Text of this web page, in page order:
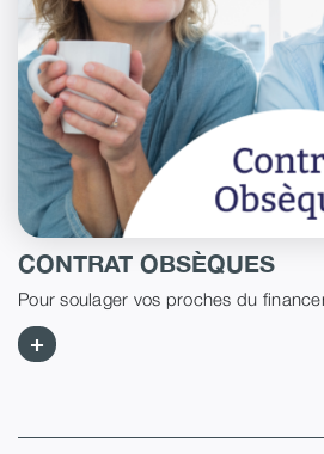
CONTRAT OBSÈQUES
Pour soulager vos proches du
+